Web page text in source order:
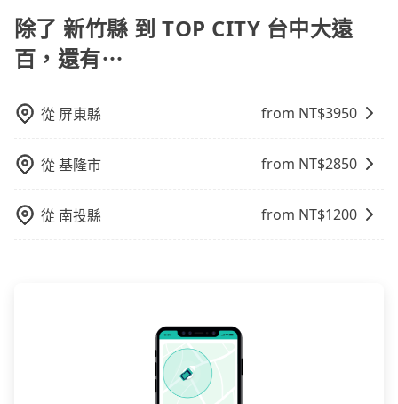
得到，我們就保證發車。直接在官網上輸入住家地址、
辦公大樓、飯店民宿、各地車站、機場航廈、甚至風景
區，我們司機都會依照訂單上的資訊依約接送。
除了 新竹縣 到 TOP CITY 台中大遠
百，還有⋯
從 屏東縣 from NT$3950
從基隆市 from NT$2850
從 南投縣 from NT$1200